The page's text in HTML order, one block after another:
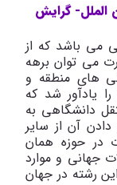
الملل- گرایش
می باشد که از
می توان برهه
های منطقه و
یادآور شد که
دانشگاهی به
آن از سایر
در حوزه همان
جهانی و موارد
رشته در جهان